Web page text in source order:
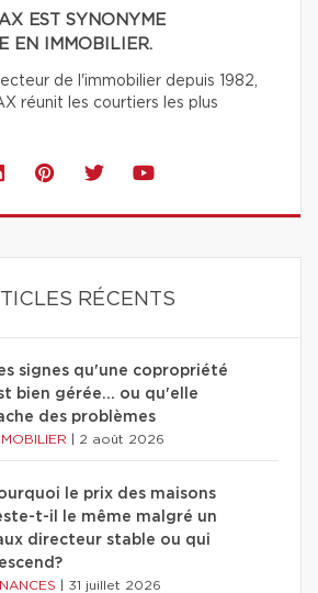
EST SYNONYME
EN IMMOBILIER.
de l'immobilier depuis 1982,
réunit les courtiers les plus
RÉCENTS
signes qu'une copropriété
bien gérée… ou qu'elle
des problèmes
2 août 2026
le prix des maisons
t-il le même malgré un
directeur stable ou qui
31 juillet 2026